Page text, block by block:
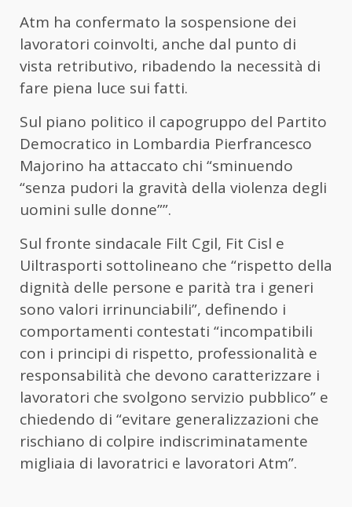
Atm ha confermato la sospensione dei
lavoratori coinvolti, anche dal punto di
vista retributivo, ribadendo la necessità di
fare piena luce sui fatti.
Sul piano politico il capogruppo del Partito
Democratico in Lombardia Pierfrancesco
Majorino ha attaccato chi “sminuendo
“senza pudori la gravità della violenza degli
uomini sulle donne””.
Sul fronte sindacale Filt Cgil, Fit Cisl e
Uiltrasporti sottolineano che “rispetto della
dignità delle persone e parità tra i generi
sono valori irrinunciabili”, definendo i
comportamenti contestati “incompatibili
con i principi di rispetto, professionalità e
responsabilità che devono caratterizzare i
lavoratori che svolgono servizio pubblico” e
chiedendo di “evitare generalizzazioni che
rischiano di colpire indiscriminatamente
migliaia di lavoratrici e lavoratori Atm”.